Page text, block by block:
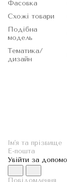
Фасовка
Схожі товари
Подібна
модель
Тематика/
дизайн
Увійти за